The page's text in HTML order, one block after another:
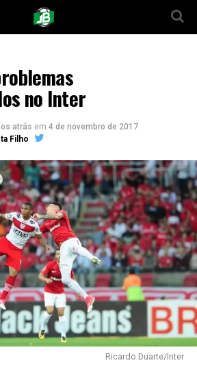
no Inter
atrás em 4 de novembro de 2017
Filho
Ricardo Duarte/Inter